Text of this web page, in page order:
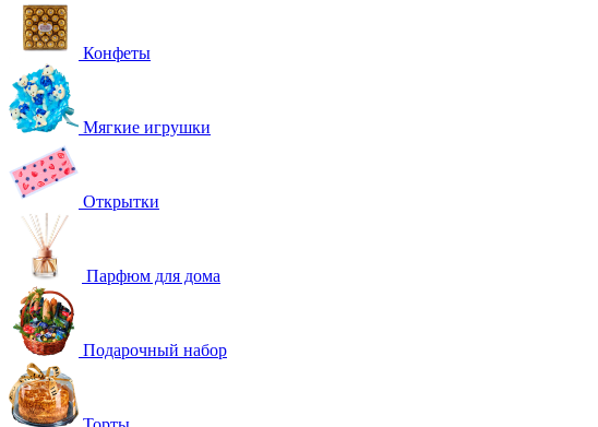
Конфеты
Мягкие игрушки
Открытки
Парфюм для дома
Подарочный набор